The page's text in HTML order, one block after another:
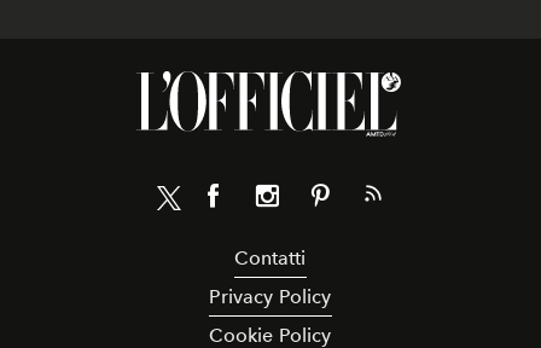
Contatti
Privacy Policy
Cookie Policy